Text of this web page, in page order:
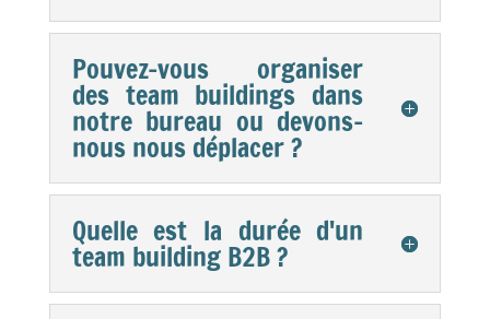
Pouvez-vous organiser
des team buildings dans
notre bureau ou devons-
nous nous déplacer ?
Quelle est la durée d'un
team building B2B ?